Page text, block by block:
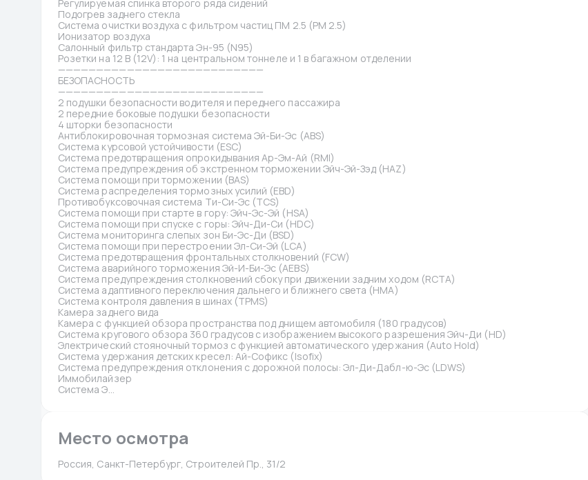
Регулируемая спинка второго ряда сидений
Подогрев заднего стекла
Система очистки воздуха с фильтром частиц ПМ 2.5 (PM 2.5)
Ионизатор воздуха
Салонный фильтр стандарта Эн-95 (N95)
Розетки на 12 В (12V): 1 на центральном тоннеле и 1 в багажном отделении
———————————————————————————
БЕЗОПАСНОСТЬ
———————————————————————————
2 подушки безопасности водителя и переднего пассажира
2 передние боковые подушки безопасности
4 шторки безопасности
Антиблокировочная тормозная система Эй-Би-Эс (ABS)
Система курсовой устойчивости (ESC)
Система предотвращения опрокидывания Ар-Эм-Ай (RMI)
Система предупреждения об экстренном торможении Эйч-Эй-Зэд (HAZ)
Система помощи при торможении (BAS)
Система распределения тормозных усилий (EBD)
Противобуксовочная система Ти-Си-Эс (TCS)
Система помощи при старте в гору: Эйч-Эс-Эй (HSA)
Система помощи при спуске с горы: Эйч-Ди-Си (HDC)
Система мониторинга слепых зон Би-Эс-Ди (BSD)
Система помощи при перестроении Эл-Си-Эй (LCA)
Система предотвращения фронтальных столкновений (FCW)
Система аварийного торможения Эй-И-Би-Эс (AEBS)
Система предупреждения столкновений сбоку при движении задним ходом (RCTA)
Система адаптивного переключения дальнего и ближнего света (HMA)
Система контроля давления в шинах (TPMS)
Камера заднего вида
Камера с функцией обзора пространства под днищем автомобиля (180 градусов)
Система кругового обзора 360 градусов с изображением высокого разрешения Эйч-Ди (HD)
Электрический стояночный тормоз с функцией автоматического удержания (Auto Hold)
Система удержания детских кресел: Ай-Софикс (Isofix)
Система предупреждения отклонения с дорожной полосы: Эл-Ди-Дабл-ю-Эс (LDWS)
Иммобилайзер
Система Э...
Место осмотра
Россия, Санкт-Петербург, Строителей Пр., 31/2